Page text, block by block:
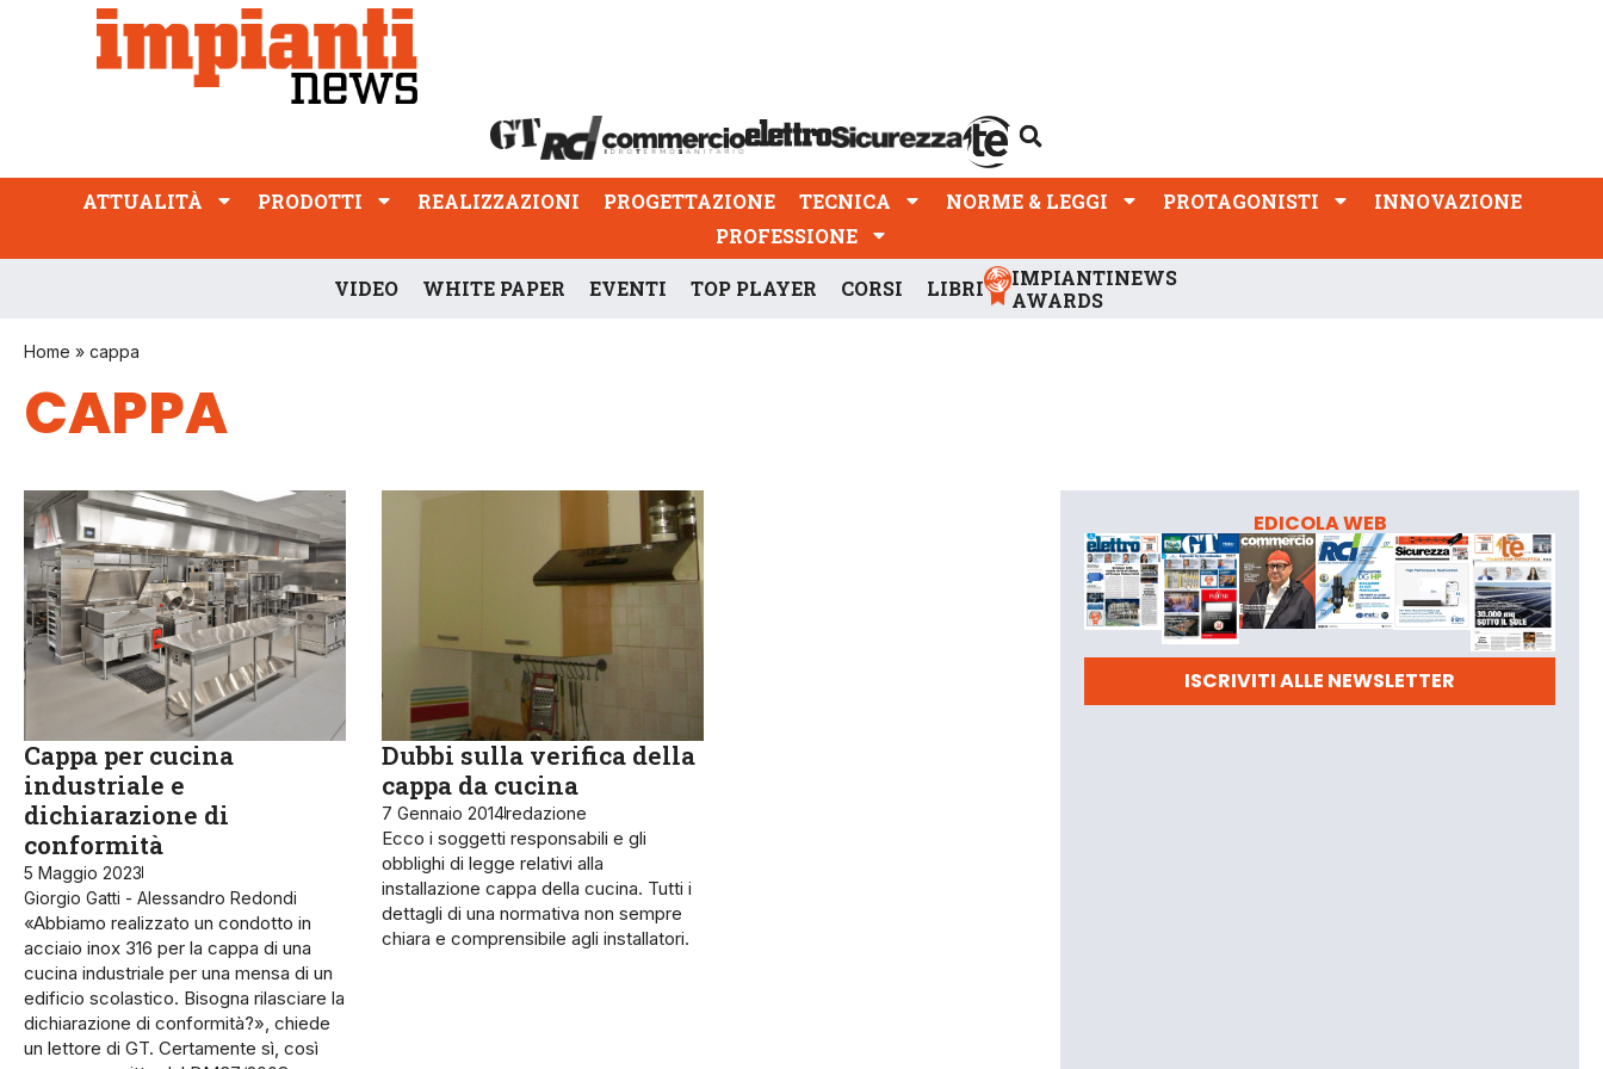
ATTUALITÀ PRODOTTI REALIZZAZIONI
PROFESSIONE
ATTUALITÀ PRODOTTI REALIZZAZIONI PROGETTAZIONE TECNICA NORME & LEGGI PROTAGONISTI
INNOVAZIONE
PROFESSIONE
VIDEO WHITE PAPER EVENTI TOP PLAYER CORSI LIBRI
IMPIANTINEWS
AWARDS
Home » cappa
CAPPA
Cappa per cucina
industriale e
dichiarazione di
conformità
5 Maggio 2023
Giorgio Gatti - Alessandro Redondi
«Abbiamo realizzato un condotto in
acciaio inox 316 per la cappa di una
cucina industriale per una mensa di un
edificio scolastico. Bisogna rilasciare la
dichiarazione di conformità?», chiede
un lettore di GT. Certamente sì, così
Dubbi sulla verifica della
cappa da cucina
7 Gennaio 2014redazione
Ecco i soggetti responsabili e gli
obblighi di legge relativi alla
installazione cappa della cucina. Tutti i
dettagli di una normativa non sempre
chiara e comprensibile agli installatori.
EDICOLA WEB
ISCRIVITI ALLE NEWSLETTER